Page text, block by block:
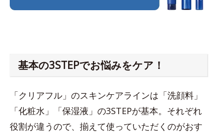
基本の3STEPでお悩みをケア！
「クリアフル」のスキンケアラインは「洗顔料」
「化粧水」「保湿液」の3STEPが基本。それぞれ
役割が違うので、揃えて使っていただくのがおす